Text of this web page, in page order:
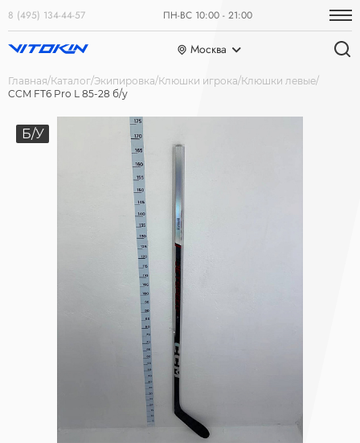
8 (495) 134-44-57 ПН-ВС 10:00 - 21:00
Москва
Главная Каталог Экипировка Клюшки игрока Клюшки левые
CCM FT6 Pro L 85-28 б/у
Б/У